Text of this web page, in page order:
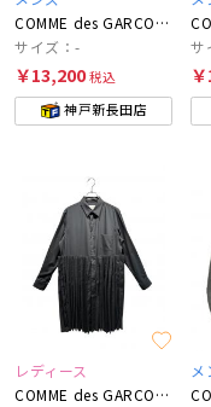
COMME des GARCONS HOMME
サイズ：-
￥13,200税込
神戸新長田店
サ
レディース
COMME des GARCONS